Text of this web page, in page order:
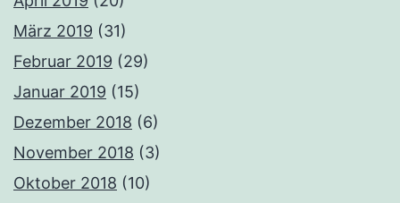
März 2019 (31)
Februar 2019 (29)
Januar 2019 (15)
Dezember 2018 (6)
November 2018 (3)
Oktober 2018 (10)